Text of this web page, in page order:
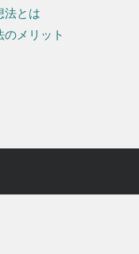
法とは
メリット